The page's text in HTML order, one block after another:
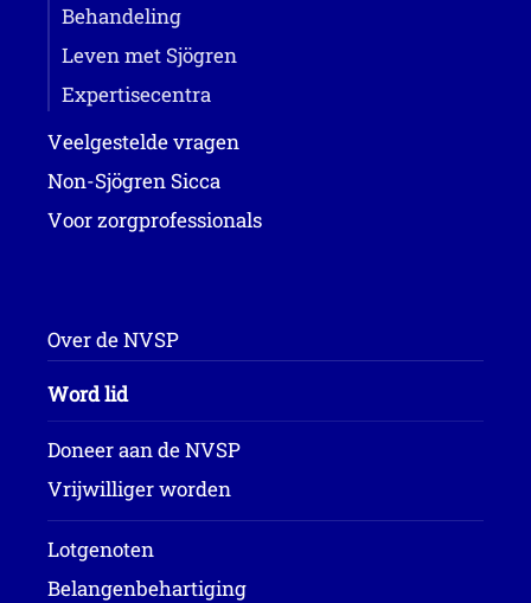
Behandeling
Leven met Sjögren
Expertisecentra
Veelgestelde vragen
Non-Sjögren Sicca
Voor zorgprofessionals
Over de NVSP
Word lid
Doneer aan de NVSP
Vrijwilliger worden
Lotgenoten
Belangenbehartiging